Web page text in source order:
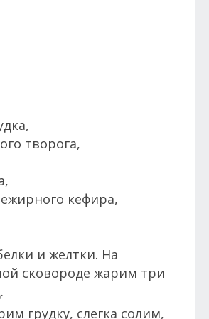
творога,
кефира,
и желтки. На
сковороде жарим три
грудку, слегка солим,